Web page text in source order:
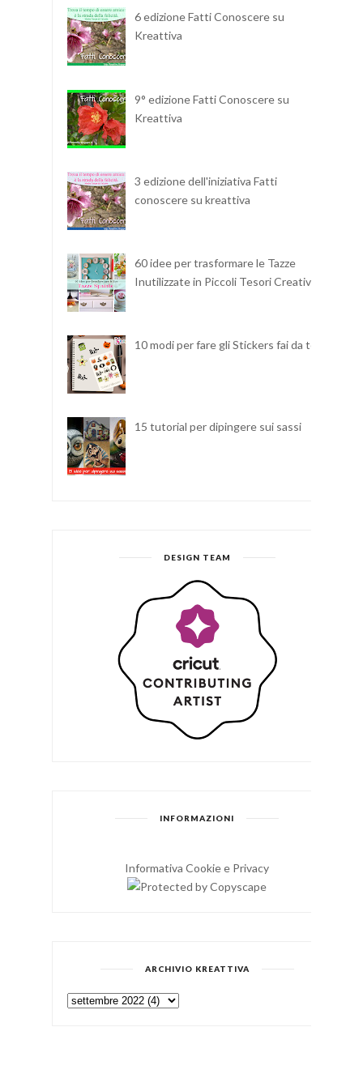
6 edizione Fatti Conoscere su
Kreattiva
9° edizione Fatti Conoscere su
Kreattiva
3 edizione dell'iniziativa Fatti
conoscere su kreattiva
60 idee per trasformare le Tazze
Inutilizzate in Piccoli Tesori Creativi
10 modi per fare gli Stickers fai da te
15 tutorial per dipingere sui sassi
DESIGN TEAM
INFORMAZIONI
Informativa Cookie e Privacy
ARCHIVIO KREATTIVA